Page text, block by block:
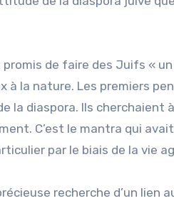
de faire des Juifs «
à la nature. Les premiers
la diaspora. Ils cherchaient
C’est le mantra qui
par le biais de la vie
recherche d’un lien